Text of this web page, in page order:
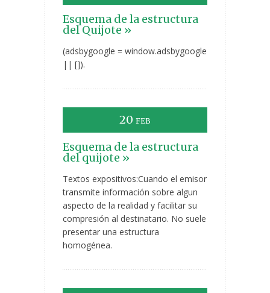
Esquema de la estructura
del Quijote »
(adsbygoogle = window.adsbygoogle
|| []).
20 FEB
Esquema de la estructura
del quijote »
Textos expositivos:Cuando el emisor
transmite información sobre algun
aspecto de la realidad y facilitar su
compresión al destinatario. No suele
presentar una estructura
homogénea.